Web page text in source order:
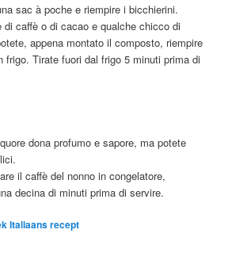
sac à poche e riempire i bicchierini.
di caffè o di cacao e qualche chicco di
appena montato il composto, riempire
frigo. Tirate fuori dal frigo 5 minuti prima di
dona profumo e sapore, ma potete
il caffè del nonno in congelatore,
decina di minuti prima di servire.
Italiaans recept